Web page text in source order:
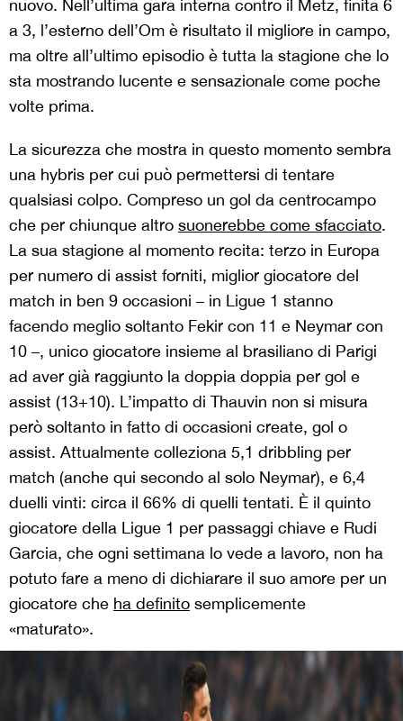
nuovo. Nell’ultima gara interna contro il Metz, finita 6
a 3, l’esterno dell’Om è risultato il migliore in campo,
ma oltre all’ultimo episodio è tutta la stagione che lo
sta mostrando lucente e sensazionale come poche
volte prima.
La sicurezza che mostra in questo momento sembra
una hybris per cui può permettersi di tentare
qualsiasi colpo. Compreso un gol da centrocampo
che per chiunque altro suonerebbe come sfacciato.
La sua stagione al momento recita: terzo in Europa
per numero di assist forniti, miglior giocatore del
match in ben 9 occasioni – in Ligue 1 stanno
facendo meglio soltanto Fekir con 11 e Neymar con
10 –, unico giocatore insieme al brasiliano di Parigi
ad aver già raggiunto la doppia doppia per gol e
assist (13+10). L’impatto di Thauvin non si misura
però soltanto in fatto di occasioni create, gol o
assist. Attualmente colleziona 5,1 dribbling per
match (anche qui secondo al solo Neymar), e 6,4
duelli vinti: circa il 66% di quelli tentati. È il quinto
giocatore della Ligue 1 per passaggi chiave e Rudi
Garcia, che ogni settimana lo vede a lavoro, non ha
potuto fare a meno di dichiarare il suo amore per un
giocatore che ha definito semplicemente
«maturato».